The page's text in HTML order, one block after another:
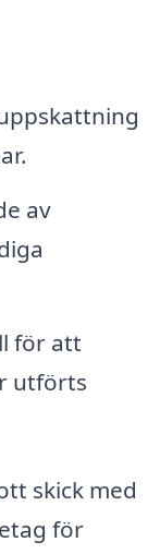
av
för att
utförts
skick med
för